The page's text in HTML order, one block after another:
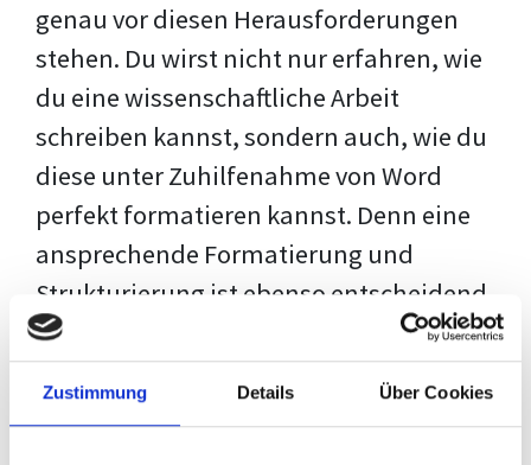
Zustimmung Details Über Cookies
genau vor diesen Herausforderungen
stehen. Du wirst nicht nur erfahren, wie
du eine wissenschaftliche Arbeit
schreiben kannst, sondern auch, wie du
diese unter Zuhilfenahme von Word
perfekt formatieren kannst. Denn eine
ansprechende Formatierung und
Strukturierung ist ebenso entscheidend
wie der Inhalt selbst. Jeder Prüfer hat
eigene Erwartungen, und unsere
Schulung ist so konzipiert, dass sie dir